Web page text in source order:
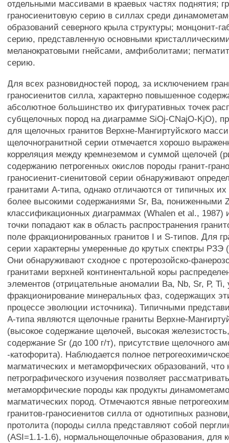
отдельными массивами в краевых частях поднятия;
граносиенитовую серию в силлах среди
образований северного крыла структуры; монцонит-
серию, представленную основными
меланократовыми гнейсами, амфиболитами;
серию.
Для всех разновидностей пород, за исключением
граносиенитов силла, характерно повышенное
абсолютное большинство их фигуративных точек
субщелочных пород на диаграмме SiOj-CNajO-KjO),
для щелочных гранитов Верхне-Мангиртуйского
щелочногранитной серии отмечается хорошо
корреляция между кремнеземом и суммой щелочей
содержанию петрогенных окислов породы гранит-
граносиенит-сиенитовой серии обнаруживают
гранитами А-типа, однако отличаются от типичных их
более высокими содержаниями Sr, Ва, пониженными
классификационных диаграммах (Whalen et al., 1987)
точки попадают как в область распространения
поле фракционированных гранитов I и S-типов. Для
серии характерны умеренные до крутых спектры
Они обнаруживают сходное с протерозойско-
гранитами верхней континентальной коры
элементов (отрицательные аномалии Ва, Nb, Sr, Р,
фракционирование минеральных фаз, содержащих
процессе эволюции источника). Типичными
А-типа являются щелочные граниты Верхне-
(высокое содержание щелочей, высокая
содержание Sr (до 100 г/т), присутствие щелочного
-катофорита). Наблюдается полное
магматических и метаморфических образований,
петрографического изучения позволяет
метаморфические породы как продукты
магматических пород. Отмечаются явные
гранитов-граносиенитов силла от однотипных
протолита (породы силла представляют собой
(ASI=1.1-1.6), нормальнощелочные образования, для